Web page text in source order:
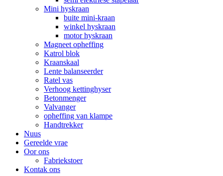
Mini hyskraan
buite mini-kraan
winkel hyskraan
motor hyskraan
Magneet opheffing
Katrol blok
Kraanskaal
Lente balanseerder
Ratel vas
Verhoog kettinghyser
Betonmenger
Valvanger
opheffing van klampe
Handtrekker
Nuus
Gereelde vrae
Oor ons
Fabriekstoer
Kontak ons